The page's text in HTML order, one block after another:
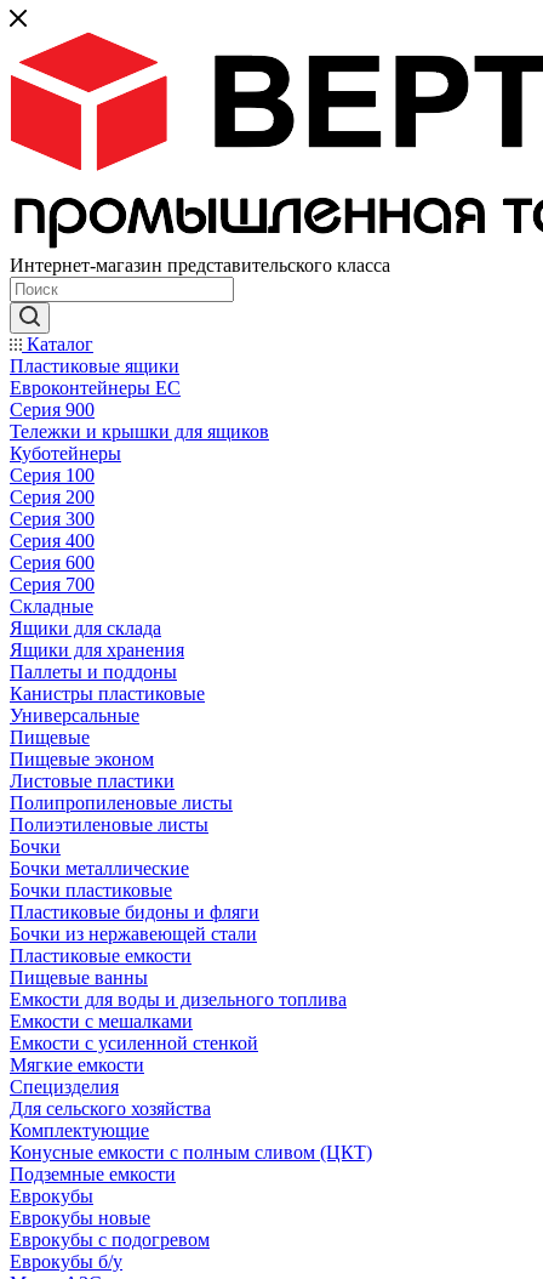
Интернет-магазин представительского класса
Каталог
Пластиковые ящики
Евроконтейнеры ЕС
Серия 900
Тележки и крышки для ящиков
Куботейнеры
Серия 100
Серия 200
Серия 300
Серия 400
Серия 600
Серия 700
Складные
Ящики для склада
Ящики для хранения
Паллеты и поддоны
Канистры пластиковые
Универсальные
Пищевые
Пищевые эконом
Листовые пластики
Полипропиленовые листы
Полиэтиленовые листы
Бочки
Бочки металлические
Бочки пластиковые
Пластиковые бидоны и фляги
Бочки из нержавеющей стали
Пластиковые емкости
Пищевые ванны
Емкости для воды и дизельного топлива
Емкости с мешалками
Емкости с усиленной стенкой
Мягкие емкости
Специзделия
Для сельского хозяйства
Комплектующие
Конусные емкости с полным сливом (ЦКТ)
Подземные емкости
Еврокубы
Еврокубы новые
Еврокубы с подогревом
Еврокубы б/у